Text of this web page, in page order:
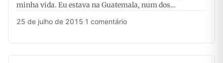
minha vida. Eu estava na Guatemala, num dos…
25 de julho de 2015·1 comentário